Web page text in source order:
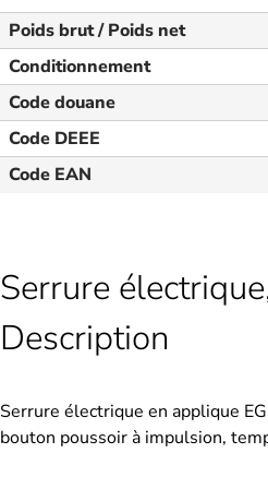
Poids brut / Poids net
Conditionnement
Code douane
Code DEEE
Code EAN
Serrure
Description
Serrure électrique en applique
bouton poussoir à impulsion,